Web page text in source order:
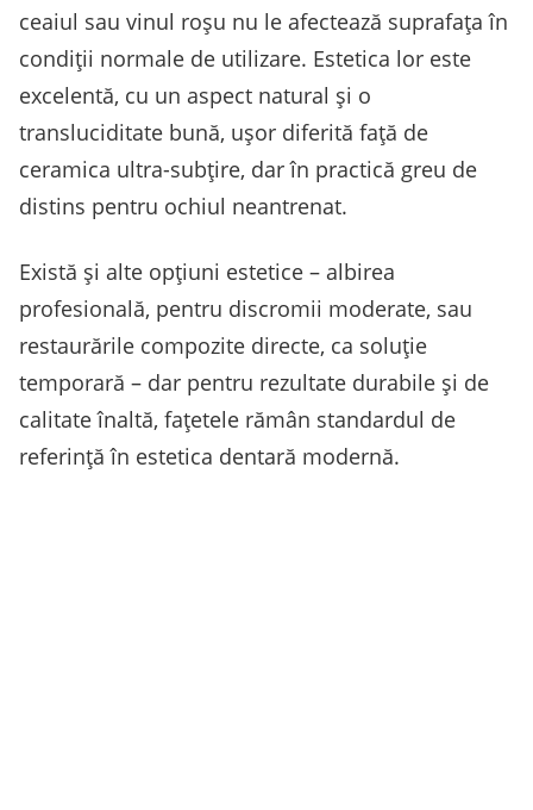
ceaiul sau vinul roșu nu le afectează suprafața în
condiții normale de utilizare. Estetica lor este
excelentă, cu un aspect natural și o
transluciditate bună, ușor diferită față de
ceramica ultra-subțire, dar în practică greu de
distins pentru ochiul neantrenat.
Există și alte opțiuni estetice – albirea
profesională, pentru discromii moderate, sau
restaurările compozite directe, ca soluție
temporară – dar pentru rezultate durabile și de
calitate înaltă, fațetele rămân standardul de
referință în estetica dentară modernă.